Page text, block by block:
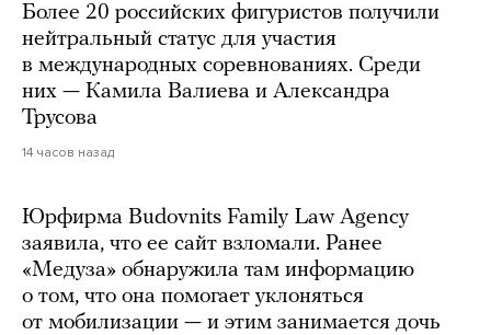
Более 20 российских фигуристов получили
нейтральный статус для участия
в международных соревнованиях. Среди
них — Камила Валиева и Александра
Трусова
14 часов назад
Юрфирма Budovnits Family Law Agency
заявила, что ее сайт взломали. Ранее
«Медуза» обнаружила там информацию
о том, что она помогает уклоняться
от мобилизации — и этим занимается дочь